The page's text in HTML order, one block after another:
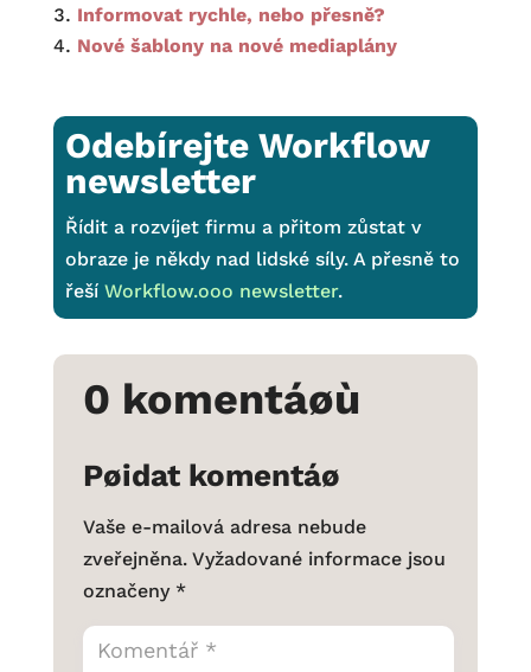
Informovat rychle, nebo přesně?
Nové šablony na nové mediaplány
Odebírejte Workflow
newsletter
Řídit a rozvíjet firmu a přitom zůstat v
obraze je někdy nad lidské síly. A přesně to
řeší Workflow.ooo newsletter.
0 komentáøù
Pøidat komentáø
Vaše e-mailová adresa nebude
zveřejněna. Vyžadované informace jsou
označeny *